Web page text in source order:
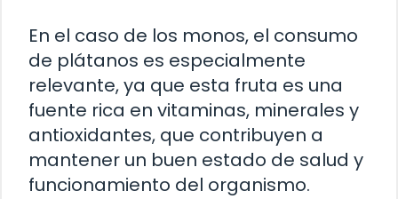
En el caso de los monos, el consumo
de plátanos es especialmente
relevante, ya que esta fruta es una
fuente rica en vitaminas, minerales y
antioxidantes, que contribuyen a
mantener un buen estado de salud y
funcionamiento del organismo.